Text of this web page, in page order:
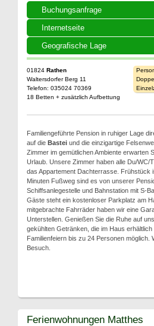
Buchungsanfrage
Internetseite
Geografische Lage
01824 Rathen
Waltersdorfer Berg 11
Telefon: 035024 70369
18 Betten + zusätzlich Aufbettung
Familiengeführte Pension in ruhiger Lage
auf die Bastei und die einzigartige
Zimmer im gemütlichen Ambiente erwarten
Urlaub. Unsere Zimmer haben alle Du/WC/
das Appartement Dachterrasse. Frühstück
Minuten Fußweg sind es von unserer
Schiffsanlegestelle und Bahnstation mit S-
Gäste steht ein kostenloser Parkplatz am
mitgebrachte Fahrräder haben wir eine
Unterstellen. Genießen Sie die Ruhe auf
gekühlten Getränken, die im Haus
Familienfeiern bis zu 24 Personen möglich.
Besuch.
Ferienwohnungen Matthes